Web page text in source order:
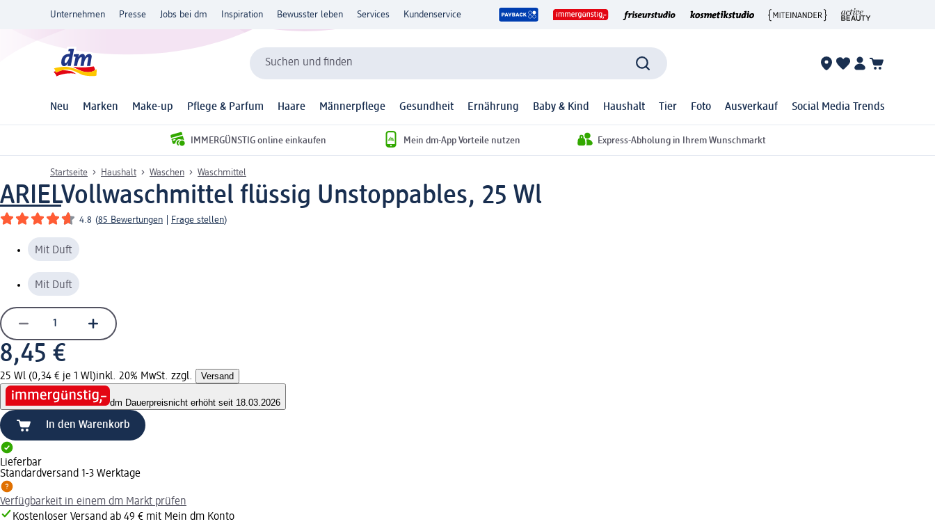
Unternehmen Presse Jobs bei dm Inspiration Bewusster leben Services Kundenservice
Suchen und finden
Neu Marken Make-up Pflege & Parfum Haare Männerpflege Gesundheit Ernährung Baby & Kind Haushalt Tier Foto Ausverkauf Social Media Trends
IMMERGÜNSTIG online einkaufen Mein dm-App Vorteile nutzen Express-Abholung in Ihrem Wunschmarkt
Startseite Haushalt Waschen Waschmittel
ARIELVollwaschmittel flüssig Unstoppables, 25 Wl
4.8 (85 Bewertungen Frage stellen)
Mit Duft
Mit Duft
8,45 €
25 Wl (0,34 € je 1 Wl)inkl. 20% MwSt. zzgl. Versand
dm Dauerpreisnicht erhöht seit 18.03.2026
In den Warenkorb
Lieferbar
Standardversand 1-3 Werktage
Verfügbarkeit in einem dm Markt prüfen
Kostenloser Versand ab 49 € mit Mein dm Konto